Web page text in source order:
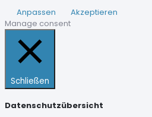
Anpassen
Akzeptieren
Manage consent
Schließen
Datenschutzübersicht